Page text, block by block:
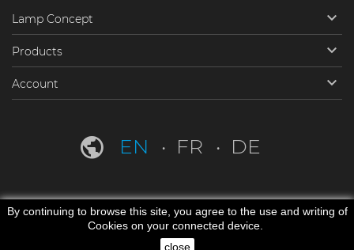
Lamp Concept 
Products 
Account 
EN FR DE
By continuing to browse this site, you agree to the use and writing of
Cookies on your connected device.
close